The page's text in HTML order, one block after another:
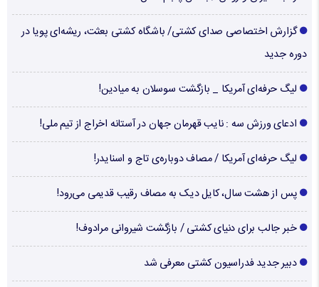
گزارش اختصاصی صدای کشتی/ باشگاه کشتی بعثت، ریشه‌ای پویا در
دوره جدید
لیگ حرفه‌ای آمریکا _ بازگشت سوسلان به میادین!
ادعای ورزش سه : نایب قهرمان جهان در آستانه اخراج از تیم ملی!
لیگ حرفه‌ای آمریکا / مصاف دوباره‌ی تاج و اسنایدر!
پس از هشت سال، کایل دیک به مصاف رقیب قدیمی می‌رود!
خبر جالب برای دنیای کشتی / بازگشت شیروانی مرادوف!
دبیر جدید فدراسیون کشتی معرفی شد